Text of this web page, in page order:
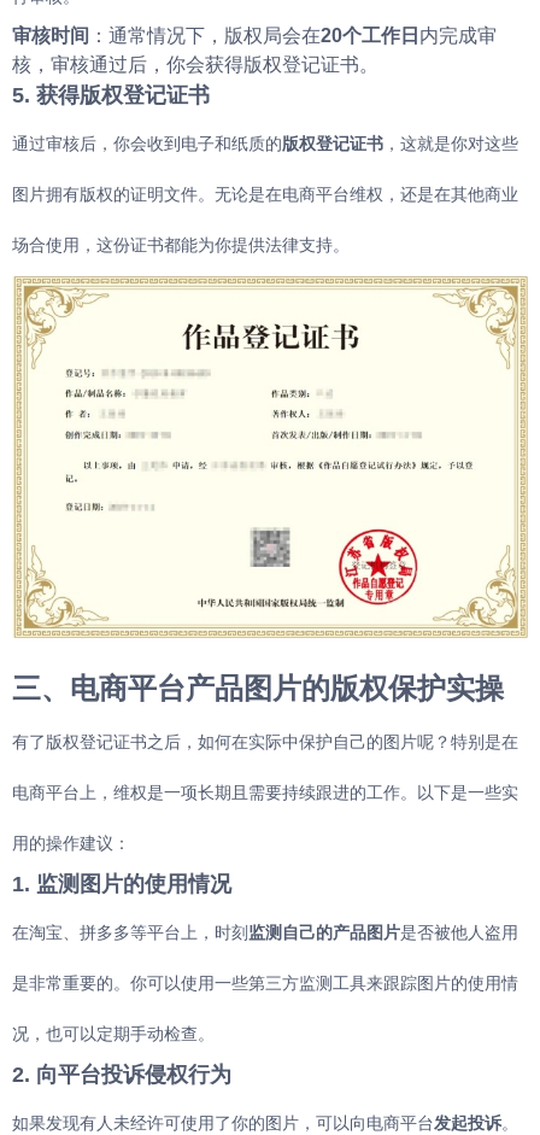
审核时间 ：通常情况下，版权局会在20个工作日 内完成审
核，审核通过后，你会获得版权登记证书。
5. 获得版权登记证书
通过审核后，你会收到电子和纸质的版权登记证书 ，这就是你对这些
图片拥有版权的证明文件。无论是在电商平台维权，还是在其他商业
场合使用，这份证书都能为你提供法律支持。
三、电商平台产品图片的版权保护实操
有了版权登记证书之后，如何在实际中保护自己的图片呢？特别是在
电商平台上，维权是一项长期且需要持续跟进的工作。以下是一些实
用的操作建议：
1. 监测图片的使用情况
在淘宝、拼多多等平台上，时刻 监测自己的产品图片是否被他人盗用
是非常重要的。你可以使用一些第三方监测工具来跟踪图片的使用情
况，也可以定期手动检查。
2. 向平台投诉侵权行为
如果发现有人未经许可使用了你的图片，可以向电商平台发起投诉。